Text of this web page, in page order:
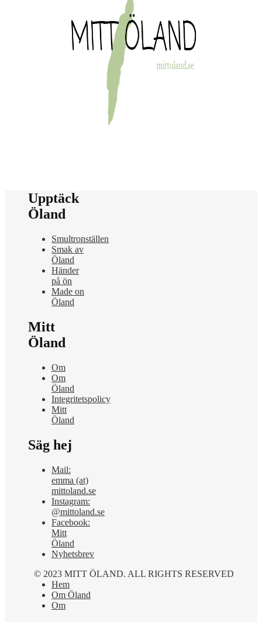
Upptäck
Öland
Smultronställen
Smak av
Öland
Händer
på ön
Made on
Öland
Mitt
Öland
Om
Om
Öland
Integritetspolicy
Mitt
Öland
Säg hej
Mail:
emma (at)
mittoland.se
Instagram:
@mittoland.se
Facebook:
Mitt
Öland
Nyhetsbrev
© 2023 MITT ÖLAND. ALL RIGHTS RESERVED
Hem
Om Öland
Om